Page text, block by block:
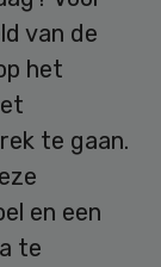
van de
het
te gaan.
en een
te